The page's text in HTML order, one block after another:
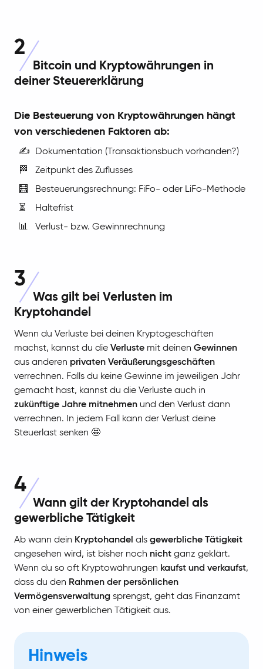
2
Bitcoin und Kryptowährungen in
deiner Steuererklärung
Die Besteuerung von Kryptowährungen hängt
von verschiedenen Faktoren ab:
✍️
Dokumentation (Transaktionsbuch vorhanden?)
🏁
Zeitpunkt des Zuflusses
🧮
Besteuerungsrechnung: FiFo- oder LiFo-Methode
⏳
Haltefrist
📊
Verlust- bzw. Gewinnrechnung
3
Was gilt bei Verlusten im
Kryptohandel
Wenn du Verluste bei deinen Kryptogeschäften
machst, kannst du die Verluste mit deinen Gewinnen
aus anderen privaten Veräußerungsgeschäften
verrechnen. Falls du keine Gewinne im jeweiligen Jahr
gemacht hast, kannst du die Verluste auch in
zukünftige Jahre mitnehmen und den Verlust dann
verrechnen. In jedem Fall kann der Verlust deine
Steuerlast senken 🤩
4
Wann gilt der Kryptohandel als
gewerbliche Tätigkeit
Ab wann dein Kryptohandel als gewerbliche Tätigkeit
angesehen wird, ist bisher noch nicht ganz geklärt.
Wenn du so oft Kryptowährungen kaufst und verkaufst,
dass du den Rahmen der persönlichen
Vermögensverwaltung sprengst, geht das Finanzamt
von einer gewerblichen Tätigkeit aus.
Hinweis